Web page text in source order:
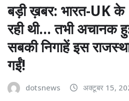
बड़ी ख़बर: भारत-UK के
रही थी… तभी अचानक
सबकी निगाहें इस
गईं!
dotsnews अक्टूबर 15,